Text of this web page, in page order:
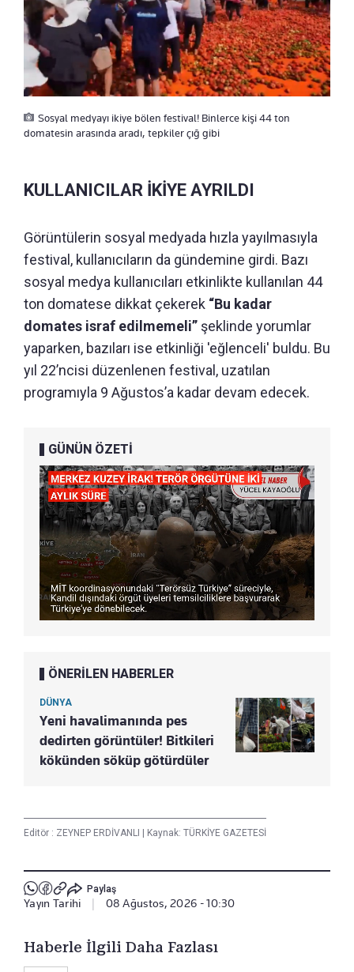
Sosyal medyayı ikiye bölen festival! Binlerce kişi 44 ton
domatesin arasında aradı, tepkiler çığ gibi
KULLANICILAR İKİYE AYRILDI
Görüntülerin sosyal medyada hızla yayılmasıyla
festival, kullanıcıların da gündemine girdi. Bazı
sosyal medya kullanıcıları etkinlikte kullanılan 44
ton domatese dikkat çekerek “Bu kadar
domates israf edilmemeli” şeklinde yorumlar
yaparken, bazıları ise etkinliği 'eğlenceli' buldu. Bu
yıl 22’ncisi düzenlenen festival, uzatılan
programıyla 9 Ağustos’a kadar devam edecek.
GÜNÜN ÖZETİ
ÖNERİLEN HABERLER
DÜNYA
Yeni havalimanında pes
dedirten görüntüler! Bitkileri
kökünden söküp götürdüler
Editör : ZEYNEP ERDİVANLI | Kaynak: TÜRKİYE GAZETESİ
Paylaş
Yayın Tarihi 08 Ağustos, 2026 - 10:30
Haberle İlgili Daha Fazlası